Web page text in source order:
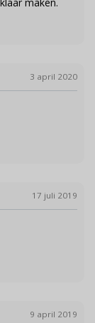
3 april 2020
17 juli 2019
9 april 2019